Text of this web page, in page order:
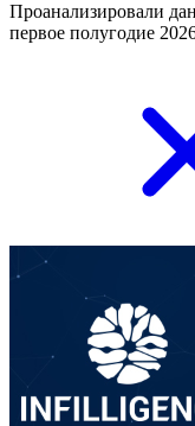
Проанализировали
первое полугодие